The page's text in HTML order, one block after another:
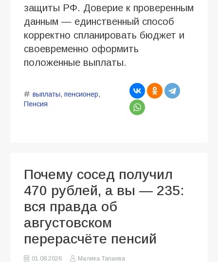
защиты РФ. Доверие к проверенным
данным — единственный способ
корректно спланировать бюджет и
своевременно оформить
положенные выплаты.
выплаты, пенсионер,
Пенсия
Почему сосед получил
470 рублей, а вы — 235:
вся правда об
августовском
перерасчёте пенсий
01.08.2026
Малика Тапаева